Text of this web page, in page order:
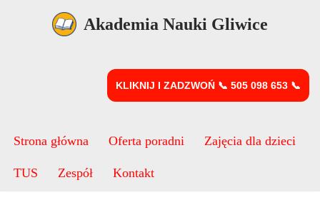
Akademia Nauki Gliwice
KLIKNIJ I ZADZWOŃ 📞 505 098 653 📞
Strona główna Oferta poradni Zajęcia dla dzieci
TUS Zespół Kontakt